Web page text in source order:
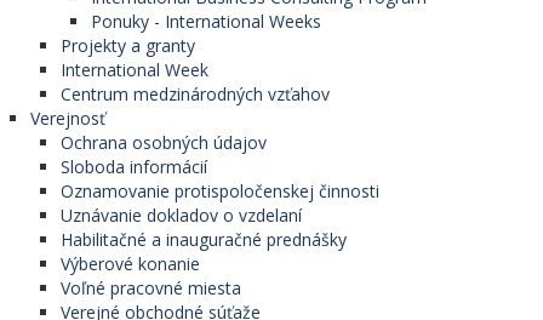
Ponuky - International Weeks
Projekty a granty
International Week
Centrum medzinárodných vzťahov
Verejnosť
Ochrana osobných údajov
Sloboda informácií
Oznamovanie protispoločenskej činnosti
Uznávanie dokladov o vzdelaní
Habilitačné a inauguračné prednášky
Výberové konanie
Voľné pracovné miesta
Verejné obchodné súťaže